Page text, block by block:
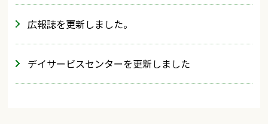
広報誌を更新しました。
デイサービスセンターを更新しました